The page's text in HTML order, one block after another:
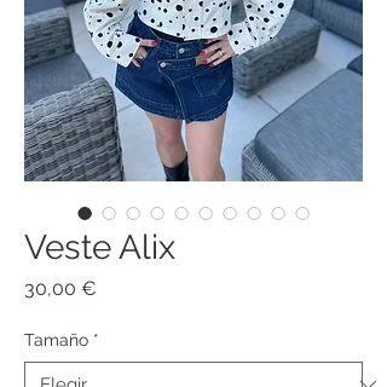
Veste Alix
30,00 €
Tamaño *